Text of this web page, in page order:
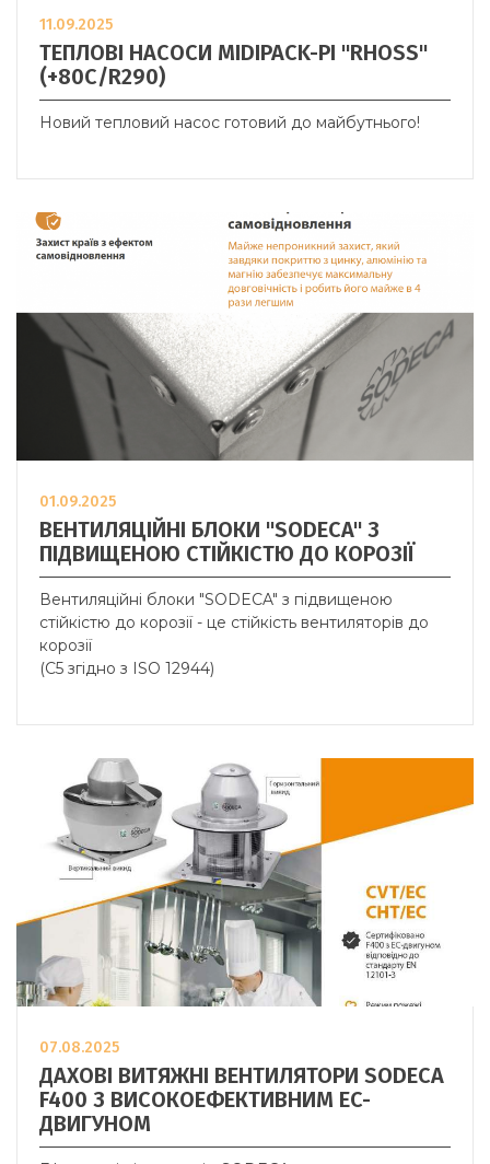
11.09.2025
ТЕПЛОВІ НАСОСИ MIDIPACK-PI "RHOSS"
(+80C/R290)
Новий тепловий насос готовий до майбутнього!
01.09.2025
ВЕНТИЛЯЦІЙНІ БЛОКИ "SODECA" З
ПІДВИЩЕНОЮ СТІЙКІСТЮ ДО КОРОЗІЇ
Вентиляційні блоки "SODECA" з підвищеною
стійкістю до корозії - це стійкість вентиляторів до
корозії
(C5 згідно з ISO 12944)
07.08.2025
ДАХОВІ ВИТЯЖНІ ВЕНТИЛЯТОРИ SODECA
F400 З ВИСОКОЕФЕКТИВНИМ EC-
ДВИГУНОМ